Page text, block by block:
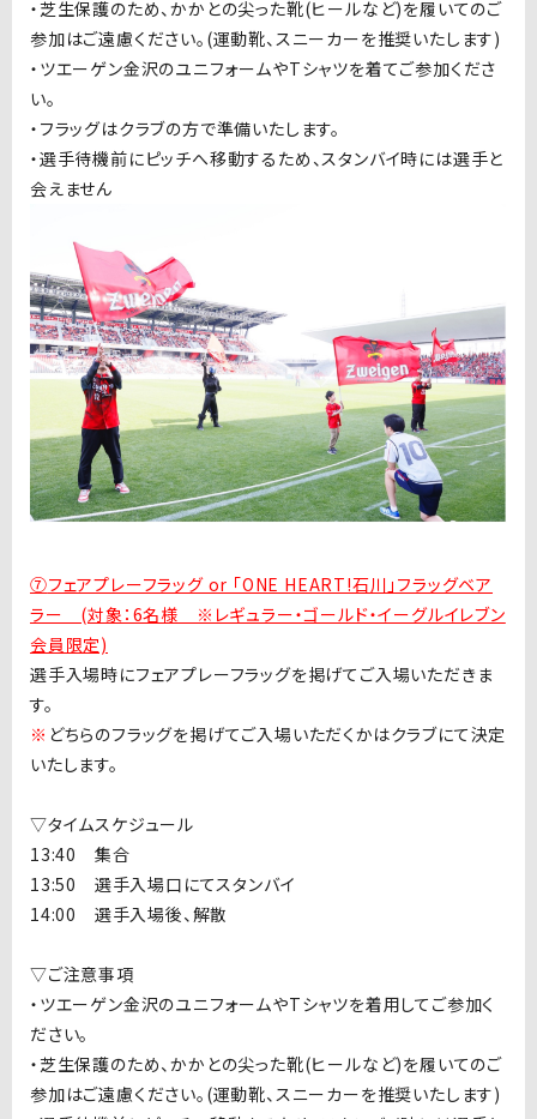
・芝生保護のため、かかとの尖った靴(ヒールなど)を履いてのご
参加はご遠慮ください。 (運動靴、スニーカーを推奨いたします)
・ツエーゲン金沢のユニフォームやTシャツを着てご参加くださ
い。
・フラッグはクラブの方で準備いたします。
・選手待機前にピッチへ移動するため、スタンバイ時には選手と
会えません
⑦フェアプレーフラッグ or 「ONE HEART!石川」フラッグベア
ラー (対象：6名様 ※レギュラー・ゴールド・イーグルイレブン
会員限定)
選手入場時にフェアプレーフラッグを掲げてご入場いただきま
す。
※ どちらのフラッグを掲げてご入場いただくかはクラブにて決定
いたします。
▽タイムスケジュール
13:40 集合
13:50 選手入場口にてスタンバイ
14:00 選手入場後、解散
▽ご注意事項
・ツエーゲン金沢のユニフォームやTシャツを着用してご参加く
ださい。
・芝生保護のため、かかとの尖った靴(ヒールなど)を履いてのご
参加はご遠慮ください。 (運動靴、スニーカーを推奨いたします)